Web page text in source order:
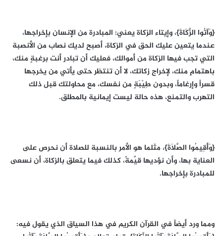
{وَآتُوا الزَّكَاةَ}، وإيتاء الزكاة يعني: المبادرة من الإنسان بإخراجها،
عندما يتعين عليك الحق في الزكاة، أصبح لديك نصاب من الأنصبة
التي تجب فيها الزكاة من أموالك، فعليك أن تبادر أنت برغبةٍ منك،
باهتمامٍ منك، لإخراج زكاتك، لا أن تنتظر حتى يأتي من يخرجها
قسراً وإرغاماً، وبدون طِيْبَةٍ من نفسك، مع محاولتك قبل ذلك
التهرب والتمنع، هذه حالة ليست إيمانية بالمطلق.
{وَأَقِيمُوا الصَّلَاةَ}، مثلما هو الأمر بالنسبة للصلاة أن نحرص على
العناية بها، وأن نؤديها قيِّمةً، كذلك فيما يتعلق بالزكاة، أن نسعى
للمبادرة بإخراجها.
ومما ورد أيضاً في القرآن الكريم في هذا السياق الذي يقول فيه: